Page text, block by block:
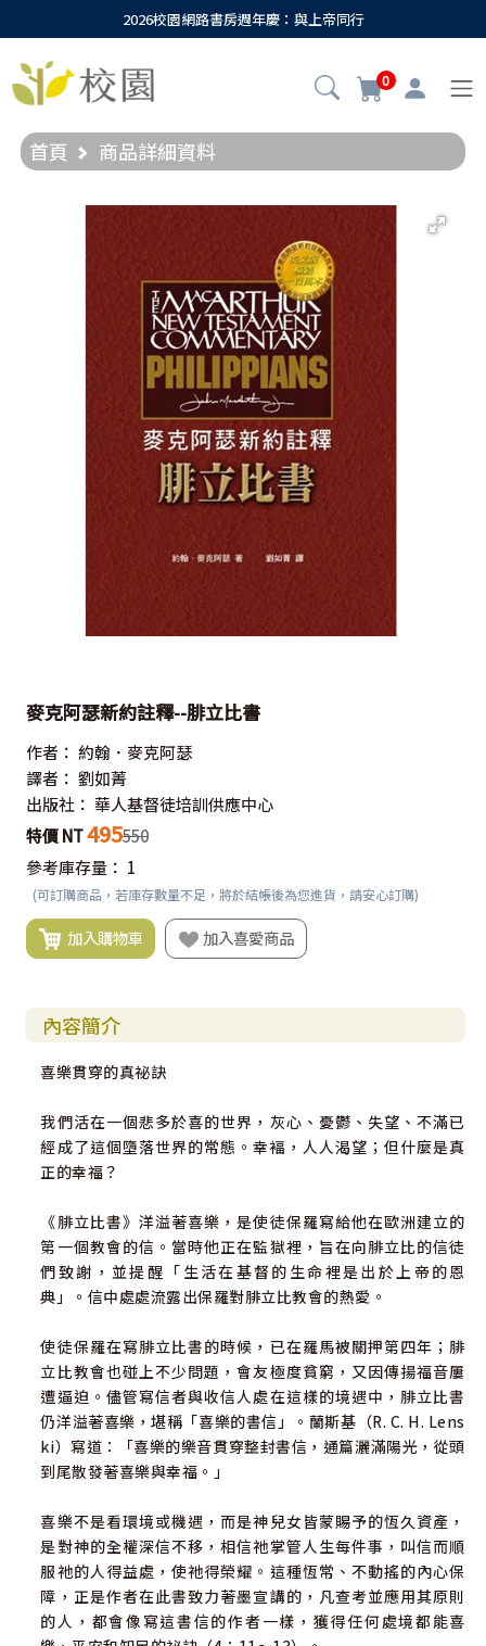
2026校園網路書房週年慶：與上帝同行
0
首頁 商品詳細資料
麥克阿瑟新約註釋--腓立比書
作者： 約翰．麥克阿瑟
譯者： 劉如菁
出版社： 華人基督徒培訓供應中心
特價 NT495550
參考庫存量： 1
(可訂購商品，若庫存數量不足，將於結帳後為您進貨，請安心訂購)
加入購物車 加入喜愛商品
內容簡介
喜樂貫穿的真祕訣
我們活在一個悲多於喜的世界，灰心、憂鬱、失望、不滿已
經成了這個墮落世界的常態。幸褔，人人渴望；但什麼是真
正的幸福？
《腓立比書》洋溢著喜樂，是使徒保羅寫給他在歐洲建立的
第一個教會的信。當時他正在監獄裡，旨在向腓立比的信徒
們致謝，並提醒「生活在基督的生命裡是出於上帝的恩
典」。信中處處流露出保羅對腓立比教會的熱愛。
使徒保羅在寫腓立比書的時候，已在羅馬被關押第四年；腓
立比教會也碰上不少問題，會友極度貧窮，又因傳揚福音屢
遭逼迫。儘管寫信者與收信人處在這樣的境遇中，腓立比書
仍洋溢著喜樂，堪稱「喜樂的書信」。蘭斯基（R. C. H. Lens
ki）寫道：「喜樂的樂音貫穿整封書信，通篇灑滿陽光，從頭
到尾散發著喜樂與幸福。」
喜樂不是看環境或機遇，而是神兒女皆蒙賜予的恆久資產，
是對神的全權深信不移，相信祂掌管人生每件事，叫信而順
服祂的人得益處，使祂得榮耀。這種恆常、不動搖的內心保
障，正是作者在此書致力著墨宣講的，凡查考並應用其原則
的人，都會像寫這書信的作者一樣，獲得任何處境都能喜